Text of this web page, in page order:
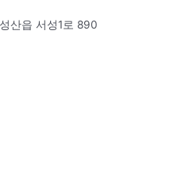
산읍 서성1로 890